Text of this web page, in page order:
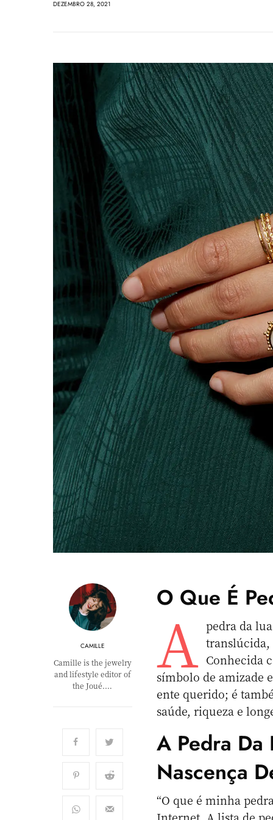
DEZEMBRO 28, 2021
CAMILLE
Camille is the jewelry
and lifestyle editor of
the Joué.…
O Que É
A pedra da
translúcida,
Conhecida
símbolo de amizade
ente querido; é
saúde, riqueza e
A Pedra Da
Nascença
“O que é minha
Internet. A lista de